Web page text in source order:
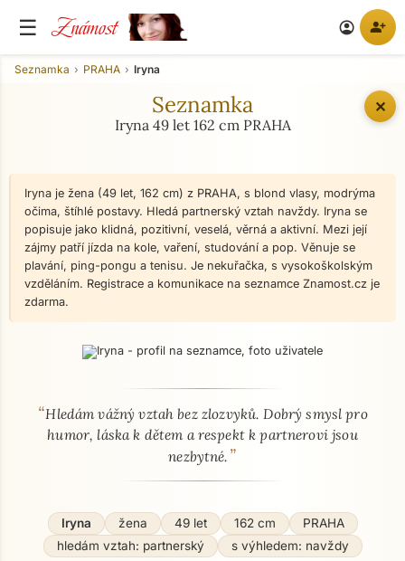
☰ Známost account_circle person_add
✕
Seznamka PRAHA Iryna
Seznamka
Iryna 49 let 162 cm PRAHA
Iryna je žena (49 let, 162 cm) z PRAHA, s blond vlasy, modrýma
očima, štíhlé postavy. Hledá partnerský vztah navždy. Iryna se
popisuje jako klidná, pozitivní, veselá, věrná a aktivní. Mezi její
zájmy patří jízda na kole, vaření, studování a pop. Věnuje se
plavání, ping-pongu a tenisu. Je nekuřačka, s vysokoškolským
vzděláním. Registrace a komunikace na seznamce Znamost.cz je
zdarma.
O mně - seznamka profil
“Hledám vážný vztah bez zlozvyků. Dobrý smysl pro
humor, láska k dětem a respekt k partnerovi jsou
nezbytné. ”
Iryna žena 49 let 162 cm
PRAHA
hledám vztah: partnerský
s výhledem: navždy